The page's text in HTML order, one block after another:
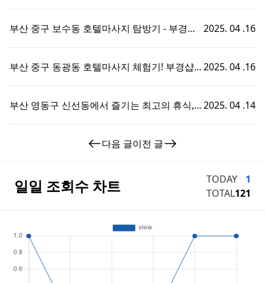
부산 중구 보수동 호텔마사지 탐방기 - 부경샵
2025. 04 .16
부산 중구 동광동 호텔마사지 체험기! 부경샵에2025. 04 .16
부산 영동구 신선동에서 즐기는 최고의 휴식,
2025. 04 .14
다음 글이전 글
일일 조회수 차트 TODAY
1
TOTAL121